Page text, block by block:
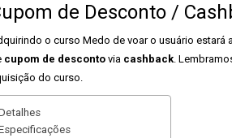
de Desconto /
o curso Medo de voar o usuário
cupom de desconto via cashback.
do curso.